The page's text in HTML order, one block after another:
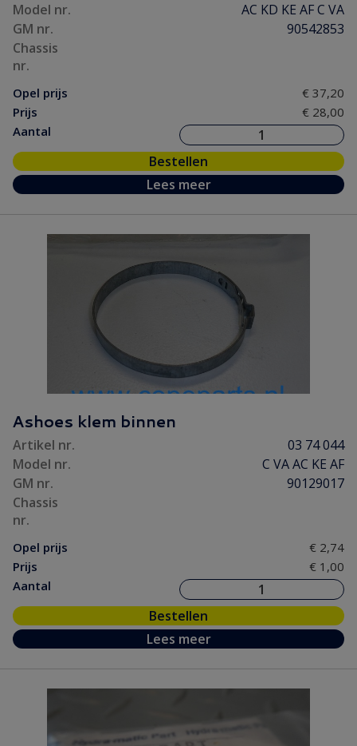
Model nr.
AC KD KE AF C VA
GM nr.
90542853
Chassis
nr.
Opel prijs
€ 37,20
Prijs
€ 28,00
Aantal
Bestellen
Lees meer
Ashoes klem binnen
Artikel nr.
03 74 044
Model nr.
C VA AC KE AF
GM nr.
90129017
Chassis
nr.
Opel prijs
€ 2,74
Prijs
€ 1,00
Aantal
Bestellen
Lees meer